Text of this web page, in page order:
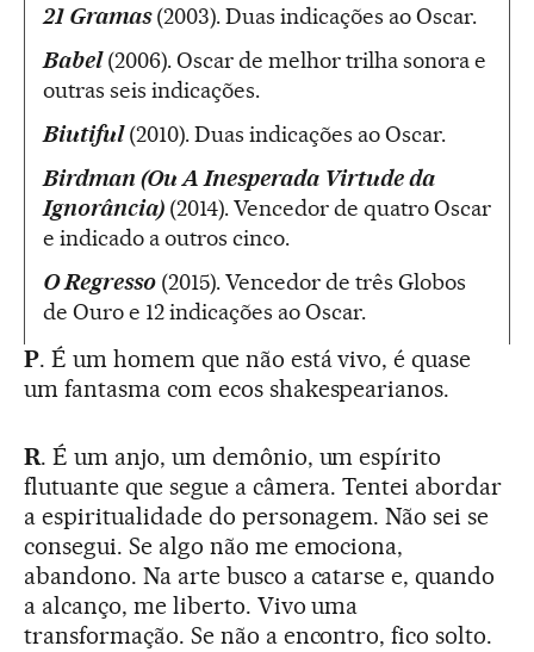
21 Gramas(2003). Duas indicações ao Oscar.
Babel(2006). Oscar de melhor trilha sonora e
outras seis indicações.
Biutiful(2010). Duas indicações ao Oscar.
Birdman (Ou A Inesperada Virtude da
Ignorância) (2014). Vencedor de quatro Oscar
e indicado a outros cinco.
O Regresso (2015). Vencedor de três Globos
de Ouro e 12 indicações ao Oscar.
P. É um homem que não está vivo, é quase
um fantasma com ecos shakespearianos.
R. É um anjo, um demônio, um espírito
flutuante que segue a câmera. Tentei abordar
a espiritualidade do personagem. Não sei se
consegui. Se algo não me emociona,
abandono. Na arte busco a catarse e, quando
a alcanço, me liberto. Vivo uma
transformação. Se não a encontro, fico solto.